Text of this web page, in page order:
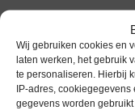
Wij gebruiken cookies en
laten werken, het gebruik
te personaliseren. Hierbij
IP-adres,
gegevens worden